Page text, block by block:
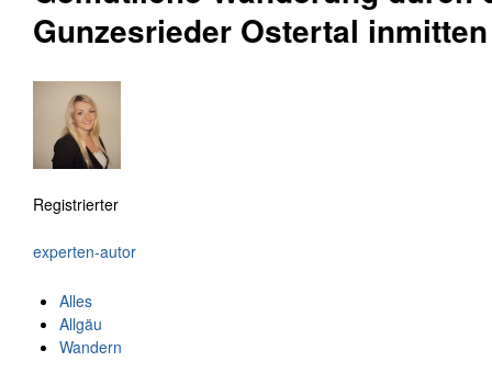
Gunzesrieder Ostertal
Registrierter
experten-autor
Alles
Allgäu
Wandern